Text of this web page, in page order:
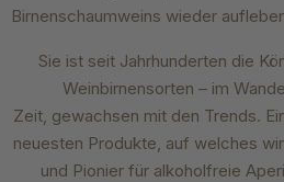
Birnenschaumweins wieder
Sie ist seit Jahrhunderten die
Weinbirnensorten – im
Zeit, gewachsen mit den Trends.
neuesten Produkte, auf welches
und Pionier für alkoholfreie